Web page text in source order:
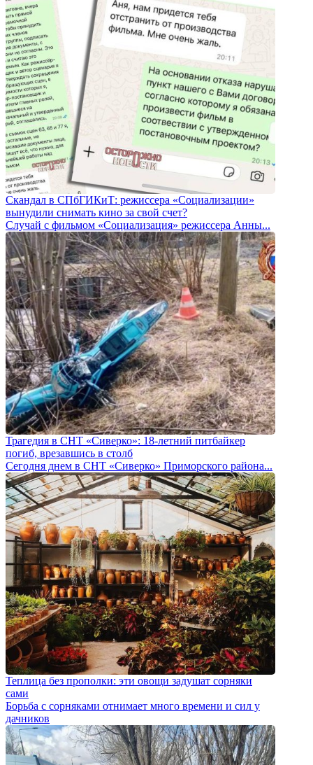
Скандал в СПбГИКиТ: режиссера «Социализации»
вынудили снимать кино за свой счет?
Случай с фильмом «Социализация» режиссера Анны...
Трагедия в СНТ «Сиверко»: 18-летний питбайкер
погиб, врезавшись в столб
Сегодня днем в СНТ «Сиверко» Приморского района...
Теплица без прополки: эти овощи задушат сорняки
сами
Борьба с сорняками отнимает много времени и сил у
дачников